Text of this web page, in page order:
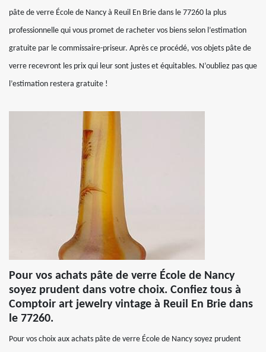
pâte de verre École de Nancy à Reuil En Brie dans le 77260 la plus
professionnelle qui vous promet de racheter vos biens selon l’estimation
gratuite par le commissaire-priseur. Après ce procédé, vos objets pâte de
verre recevront les prix qui leur sont justes et équitables. N’oubliez pas que
l’estimation restera gratuite !
Pour vos achats pâte de verre École de Nancy
soyez prudent dans votre choix. Confiez tous à
Comptoir art jewelry vintage à Reuil En Brie dans
le 77260.
Pour vos choix aux achats pâte de verre École de Nancy soyez prudent